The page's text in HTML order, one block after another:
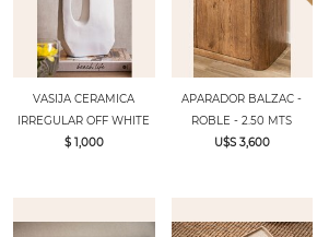
VASIJA CERAMICA
IRREGULAR OFF WHITE
$ 1,000
APARADOR BALZAC -
ROBLE - 2.50 MTS
U$S 3,600